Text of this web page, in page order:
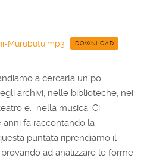
Murubutu.mp3 DOWNLOAD
a cercarla un po’
archivi, nelle biblioteche, nei
e… nella musica. Ci
anni fa raccontando la
puntata riprendiamo il
ad analizzare le forme